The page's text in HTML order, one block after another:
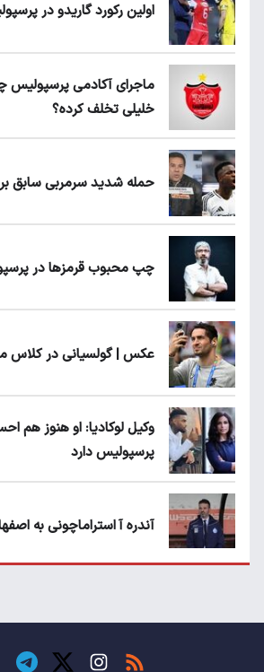
اولین رکورد گاریدو در
ماجرای آکادمی
خلیلی تخلف کرده؟
حمله شدید سرمربی سابق
چپ محبوب قرمزها در
عکس | گولسیانی در کلاس
وکیل لوکادیا: او هنوز هم
پرسپولیس دارد
آندره آ استراماچونی به
حسن روی هوا!